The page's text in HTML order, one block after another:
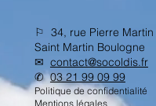
⚐ 34, rue Pierre Martin
Saint Martin Boulogne
✉︎ contact@socoldis.fr
✆03 21 99 09 99
Politique de confidentialité
Mentions légales